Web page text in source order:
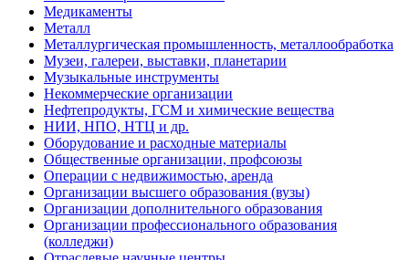
Медикаменты
Металл
Металлургическая промышленность, металлообработка
Музеи, галереи, выставки, планетарии
Музыкальные инструменты
Некоммерческие организации
Нефтепродукты, ГСМ и химические вещества
НИИ, НПО, НТЦ и др.
Оборудование и расходные материалы
Общественные организации, профсоюзы
Операции с недвижимостью, аренда
Организации высшего образования (вузы)
Организации дополнительного образования
Организации профессионального образования
(колледжи)